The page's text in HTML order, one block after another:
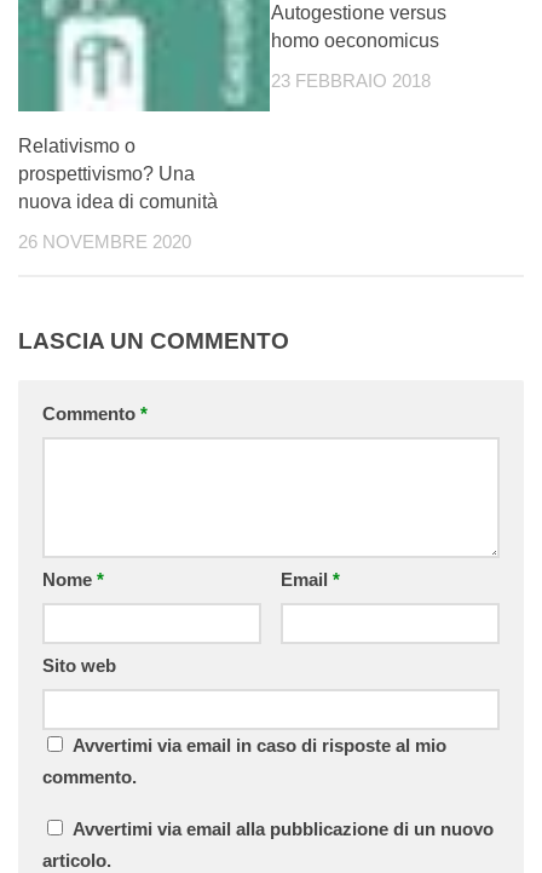
Relativismo o
prospettivismo? Una
nuova idea di comunità
26 NOVEMBRE 2020
Autogestione versus
homo oeconomicus
23 FEBBRAIO 2018
LASCIA UN COMMENTO
Commento *
Nome * Email *
Sito web
Avvertimi via email in caso di risposte al mio
commento.
Avvertimi via email alla pubblicazione di un nuovo
articolo.